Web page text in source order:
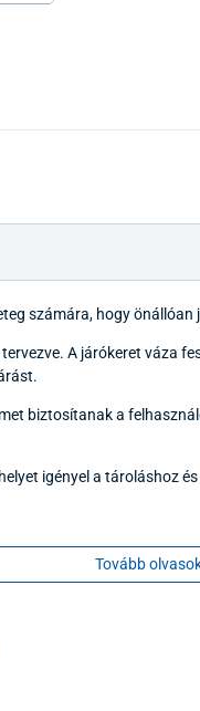
számára, hogy önállóan
A járókeret váza
biztosítanak a
igényel a tároláshoz
Tovább